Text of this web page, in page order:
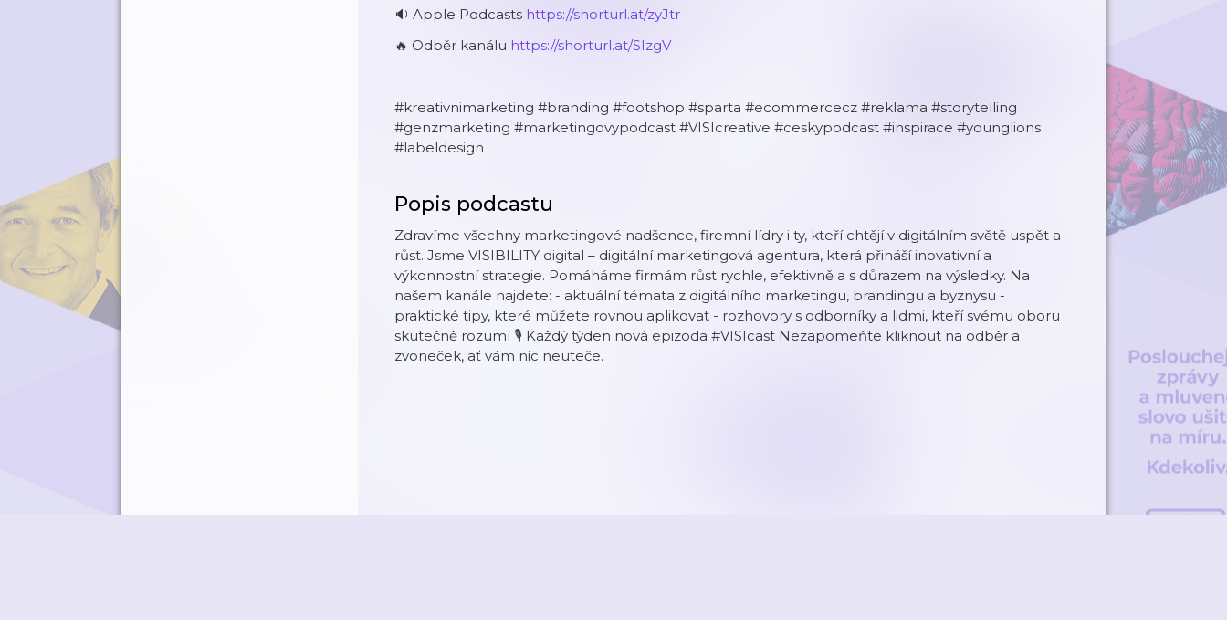
🔉 Apple Podcasts https://shorturl.at/zyJtr
🔥 Odběr kanálu https://shorturl.at/SIzgV
#kreativnimarketing #branding #footshop #sparta #ecommercecz #reklama #storytelling
#genzmarketing #marketingovypodcast #VISIcreative #ceskypodcast #inspirace #younglions
#labeldesign
Popis podcastu
Zdravíme všechny marketingové nadšence, firemní lídry i ty, kteří chtějí v digitálním světě uspět a
růst. Jsme VISIBILITY digital – digitální marketingová agentura, která přináší inovativní a
výkonnostní strategie. Pomáháme firmám růst rychle, efektivně a s důrazem na výsledky. Na
našem kanále najdete: - aktuální témata z digitálního marketingu, brandingu a byznysu -
praktické tipy, které můžete rovnou aplikovat - rozhovory s odborníky a lidmi, kteří svému oboru
skutečně rozumí 🎙️ Každý týden nová epizoda #VISIcast Nezapomeňte kliknout na odběr a
zvoneček, ať vám nic neuteče.